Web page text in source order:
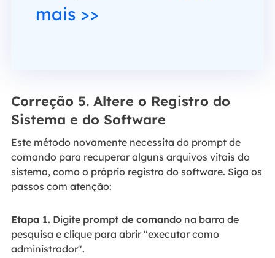
mais >>
Correção 5. Altere o Registro do
Sistema e do Software
Este método novamente necessita do prompt de
comando para recuperar alguns arquivos vitais do
sistema, como o próprio registro do software. Siga os
passos com atenção:
Etapa 1.Digite prompt de comandona barra de
pesquisa e clique para abrir "executar como
administrador".